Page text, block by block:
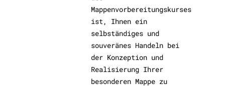
Mappenvorbereitungskurses
ist, Ihnen ein
selbständiges und
souveränes Handeln bei
der Konzeption und
Realisierung Ihrer
besonderen Mappe zu